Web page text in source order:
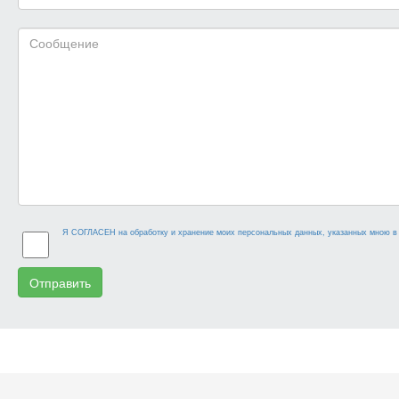
Я СОГЛАСЕН на обработку и хранение моих персональных данных, указанных мною в
Отправить